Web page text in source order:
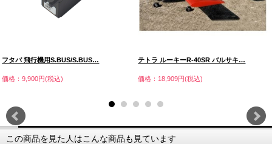
フタバ 飛行機用S.BUS/S.BUS…
価格：9,900円(税込)
テトラ ルーキーR-40SR バルサキ…
価格：18,909円(税込)
この商品を見た人はこんな商品も見ています